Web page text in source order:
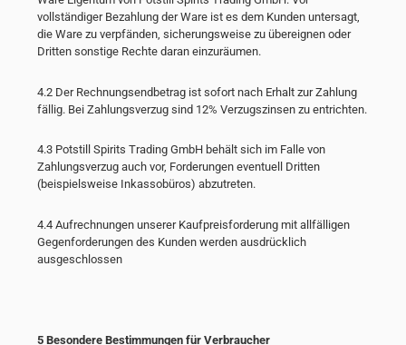
vollständiger Bezahlung der Ware ist es dem Kunden untersagt,
die Ware zu verpfänden, sicherungsweise zu übereignen oder
Dritten sonstige Rechte daran einzuräumen.
4.2 Der Rechnungsendbetrag ist sofort nach Erhalt zur Zahlung
fällig. Bei Zahlungsverzug sind 12% Verzugszinsen zu entrichten.
4.3 Potstill Spirits Trading GmbH behält sich im Falle von
Zahlungsverzug auch vor, Forderungen eventuell Dritten
(beispielsweise Inkassobüros) abzutreten.
4.4 Aufrechnungen unserer Kaufpreisforderung mit allfälligen
Gegenforderungen des Kunden werden ausdrücklich
ausgeschlossen
5 Besondere Bestimmungen für Verbraucher